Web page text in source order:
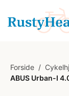
Forside /
ABUS Urban-I